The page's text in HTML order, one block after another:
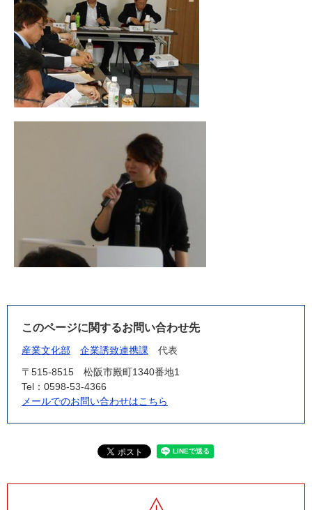
このページに関するお問い合わせ先
産業文化部 企業誘致連携課
代表
〒515-8515
松阪市殿町1340番地1
Tel：0598-53-4366
メールでのお問い合わせはこちら